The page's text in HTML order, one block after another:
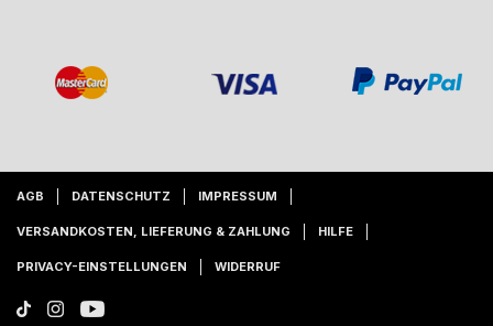
AGB DATENSCHUTZ IMPRESSUM
VERSANDKOSTEN, LIEFERUNG & ZAHLUNG HILFE
PRIVACY-EINSTELLUNGEN WIDERRUF